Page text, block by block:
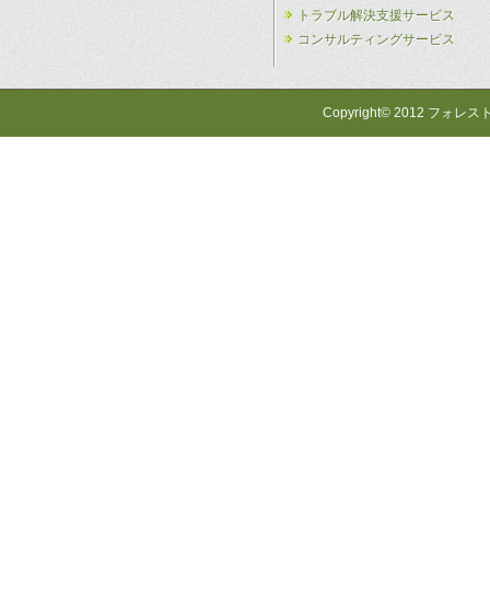
トラブル解決支援サービス
コンサルティングサービス
Copyright© 2012 フォレス